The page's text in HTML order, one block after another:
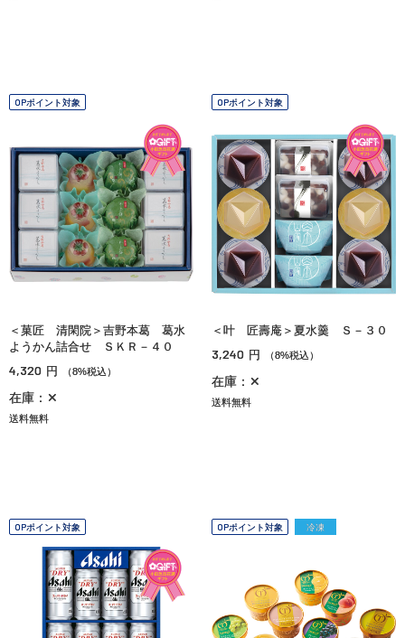
OPポイント対象
＜菓匠 清閑院＞吉野本葛 葛水
ようかん詰合せ ＳＫＲ－４０
4,320 円 （8%税込）
在庫：✕
送料無料
OPポイント対象
＜叶 匠壽庵＞夏水羹 Ｓ－３０
3,240 円 （8%税込）
在庫：✕
送料無料
OPポイント対象 OPポイント対象 冷凍